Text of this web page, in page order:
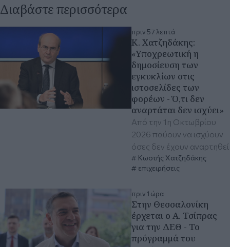
Διαβάστε περισσότερα
πριν 57 λεπτά
Κ. Χατζηδάκης:
«Υποχρεωτική η
δημοσίευση των
εγκυκλίων στις
ιστοσελίδες των
φορέων - Ό,τι δεν
αναρτάται δεν ισχύει»
Από την 1η Οκτωβρίου
2026 παύουν να ισχύουν
όσες δεν έχουν αναρτηθεί
Κωστής Χατζηδάκης
επιχειρήσεις
πριν 1 ώρα
Στην Θεσσαλονίκη
έρχεται ο Α. Τσίπρας
για την ΔΕΘ - Το
πρόγραμμά του